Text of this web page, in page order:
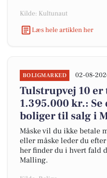
Kilde: Kultunaut
Læs hele artiklen her
BOLIGMARKED 02-08-
Tulstrupvej 10
1.395.000 kr.:
boliger til salg i
Måske vil du ikke betale
eller måske leder du
her finder du i hvert fald
Malling.